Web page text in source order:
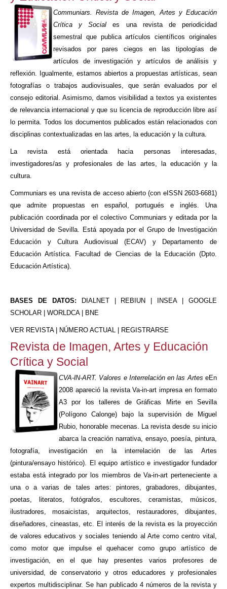
Communiars. Revista de Imagen, Artes y Educación
Crítica y Sociales una revista de periodicidad
semestral que publica artículos científicos originales
revisados por pares ciegos en las tipologías de
artículos de investigación y artículos de análisis y
reflexión. Igualmente, estamos abiertos a propuestas artísticas, sean
fotografías o trabajos audiovisuales, que serán evaluados por el
consejo editorial. Asimismo, damos visibilidad a textos ya existentes
de relevancia internacional y que su licencia de reproducción libre así
lo permita. Todos los documentos publicados están relacionados con
disciplinas contextualizadas en las artes, la educación y la cultura.
La revista está orientada hacia personas interesadas,
investigadores/as y profesionales de las artes, la educación y la
cultura.
Communiars es una revista de acceso abierto (con eISSN 2603-6681)
que admite propuestas en español, portugués e inglés. Una
publicación coordinada por el colectivo Communiars y editada por la
Universidad de Sevilla. Está apoyada por el Grupo de Investigación
Educación y Cultura Audiovisual (ECAV) y Departamento de
Educación Artística. Facultad de Ciencias de la Educación (Dpto.
Educación Artística).
BASES DE DATOS:
DIALNET | REBIUN | INSEA | GOOGLE
SCHOLAR | WORLDCA | BNE
VER REVISTA| NÚMERO ACTUAL REGISTRARSE
Revista de Imagen, Artes y Educación
Crítica y Social
CVA-lN-ART. Valores e Interrelación en las Artes eEn
2008 apareció la revista Va-in-art impresa en formato
A3 por los talleres de Gráficas Mirte en Sevilla
(Polígono Calonge) bajo la supervisión de Miguel
Rubio, honorable mecenas. La revista desde su inicio
abarca la creación narrativa, ensayo, poesía, pintura,
fotografía, investigación en la interrelación de las Artes
(pintura/ensayo histórico). El equipo artístico e investigador fundador
estaba está integrado por los miembros de Va-in-art perteneciente a
una o a varias de tales artes: pintores, grabadores, dibujantes,
poetas, literatos, fotógrafos, escultores, ceramistas, músicos,
ilustradores, mosaicistas, arquitectos, restauradores, dibujantes,
diseñadores, cineastas, etc. El interés de la revista es la proyección
de valores educativos y sociales teniendo al Arte como centro vital,
como motor que impulse el quehacer como grupo artístico de
investigación, en el que hay presentes varios profesores de
universidad, de conservatorio y otros educadores y profesionales
expertos multidisciplinar. Se han publicado 4 números de la revista y